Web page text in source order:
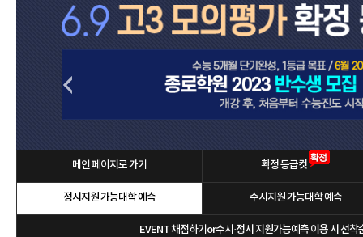
메인 페이지로 가기 확정 등급컷
정시지원 가능대학 예측 수시지원 가능대학 예측
EVENT 채점하기or수시·정시 지원가능예측 이용 시 선